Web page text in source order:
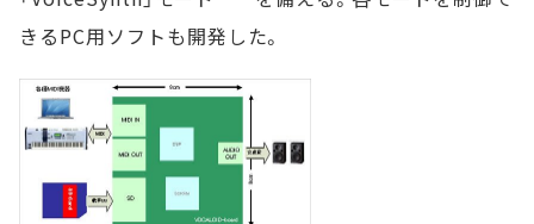
きるPC用ソフトも開発した。